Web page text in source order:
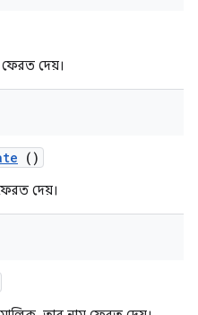
ফেরত দেয়।
()
দেয়।